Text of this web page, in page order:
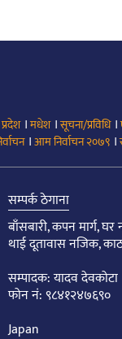
प्रदेश।मधेश।सूचना/प्रविधि।
।आम निर्वाचन २०७९ ।
सम्पर्क ठेगाना
बाँसबारी, कपन मार्ग, घर
थाई दूतावास नजिक,
सम्पादक: यादव देवकोटा
फोन नं: ९८४१२४७६९०
Japan